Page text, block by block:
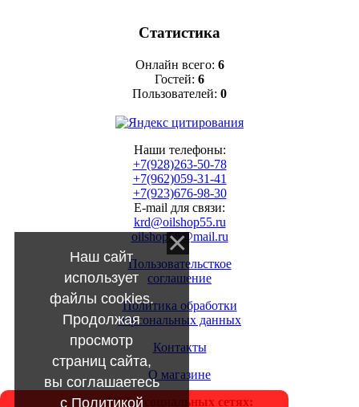
Статистика
Онлайн всего: 6
Гостей: 6
Пользователей: 0
Наши телефоны:
+7(928)263-50-78
+7(962)059-31-41
+7(923)676-98-30
E-mail для связи:
krd@oilshop55.ru
oilshop55@mail.ru
Пользовательсткое
соглашение
Политика обработки
персональных данных
Контакты
О магазине
МЫ в социальных сетях:
Наш сайт
использует
файлы cookies.
Продолжая
просмотр
страниц сайта,
вы соглашаетесь
с Политикой